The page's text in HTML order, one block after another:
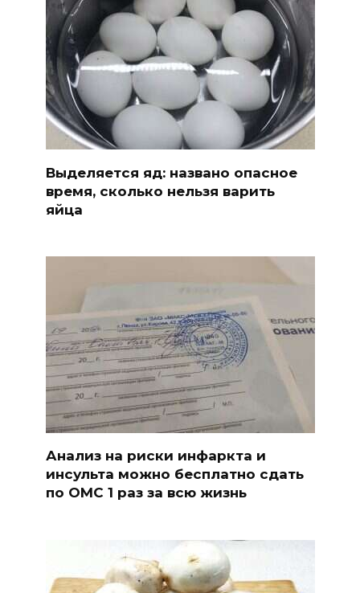
Выделяется яд: названо опасное
время, сколько нельзя варить
яйца
Анализ на риски инфаркта и
инсульта можно бесплатно сдать
по ОМС 1 раз за всю жизнь